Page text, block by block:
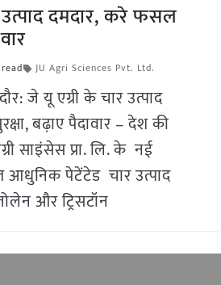
दमदार, करे फसल
JU Agri Sciences Pvt. Ltd.
जे यू एग्री के चार उत्पाद
बढ़ाए पैदावार – देश की
साइंसेस प्रा. लि. के नई
आधुनिक पेटेंटेड चार उत्पाद
और ट्रिसटॉन